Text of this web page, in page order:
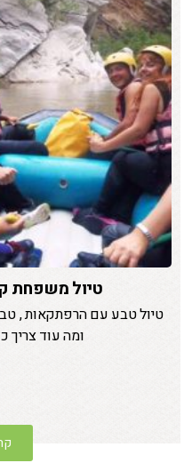
טיול משפחת
טיול טבע עם הרפתקאות ,
ומה עוד